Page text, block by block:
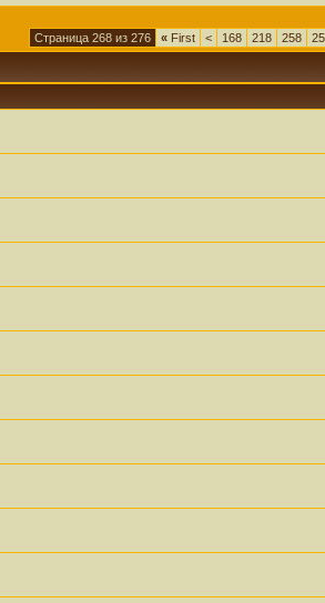
Страница 268 из 276 « First < 168 218 258